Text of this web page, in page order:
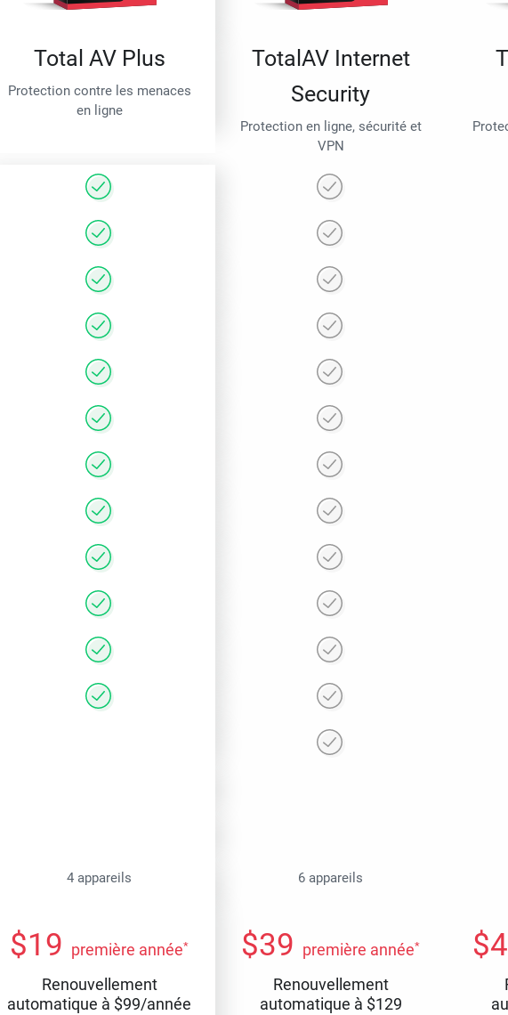
Total AV Plus
Protection contre les menaces
en ligne
TotalAV Internet
Security
Protection en ligne, sécurité et
VPN
4 appareils 6 appareils
$19 première année*
Renouvellement
automatique à $99/année
$39 première année*
Renouvellement
automatique à $129
$